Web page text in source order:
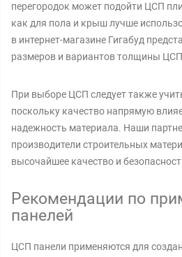
перегородок может подойти ЦСП
как для пола и крыш лучше
в интернет-магазине Гигабуд
размеров и вариантов толщины
При выборе ЦСП следует также
поскольку качество напрямую
надежность материала. Наши
производители строительных
высочайшее качество и
Рекомендации по
панелей
ЦСП панели применяются для